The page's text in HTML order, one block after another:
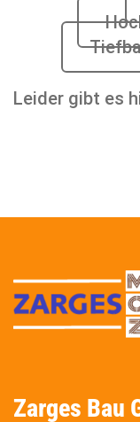
Leider gibt es
Zarges Bau